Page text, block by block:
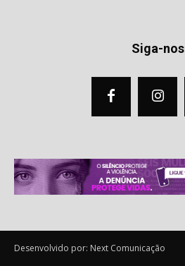
Siga-nos
Desenvolvido por: Next Comunicação